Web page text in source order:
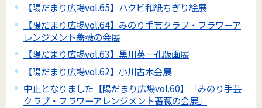
【陽だまり広場vol.65】ハクビ和紙ちぎり絵展
【陽だまり広場vol.64】みのり手芸クラブ・フラワーア
レンジメント薔薇の会展
【陽だまり広場vol.63】黒川英一孔版画展
【陽だまり広場vol.62】小川古木会展
中止となりました【陽だまり広場vol.60】「みのり手芸
クラブ・フラワーアレンジメント薔薇の会展」